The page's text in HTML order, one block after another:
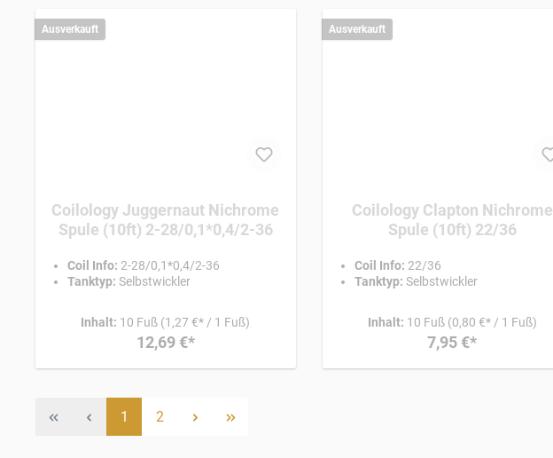
Ausverkauft
Coilology Juggernaut Nichrome
Spule (10ft) 2-28/0,1*0,4/2-36
Coil Info: 2-28/0,1*0,4/2-36
Tanktyp: Selbstwickler
Inhalt: 10 Fuß (1,27 €* / 1 Fuß)
12,69 €*
Ausverkauft
Coilology Clapton Nichrome
Spule (10ft) 22/36
Coil Info: 22/36
Tanktyp: Selbstwickler
Inhalt: 10 Fuß (0,80 €* / 1 Fuß)
7,95 €*
1 2